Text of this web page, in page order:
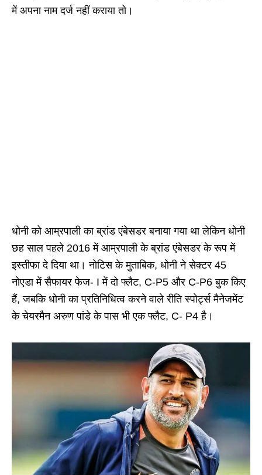
में अपना नाम दर्ज नहीं कराया तो।
धोनी को आम्रपाली का ब्रांड एंबेसडर बनाया गया था लेकिन धोनी
छह साल पहले 2016 में आम्रपाली के ब्रांड एंबेसडर के रूप में
इस्तीफा दे दिया था। नोटिस के मुताबिक, धोनी ने सेक्टर 45
नोएडा में सैफायर फेज- I में दो फ्लैट, C-P5 और C-P6 बुक किए
हैं, जबकि धोनी का प्रतिनिधित्व करने वाले रीति स्पोर्ट्स मैनेजमेंट
के चेयरमैन अरुण पांडे के पास भी एक फ्लैट, C- P4 है।